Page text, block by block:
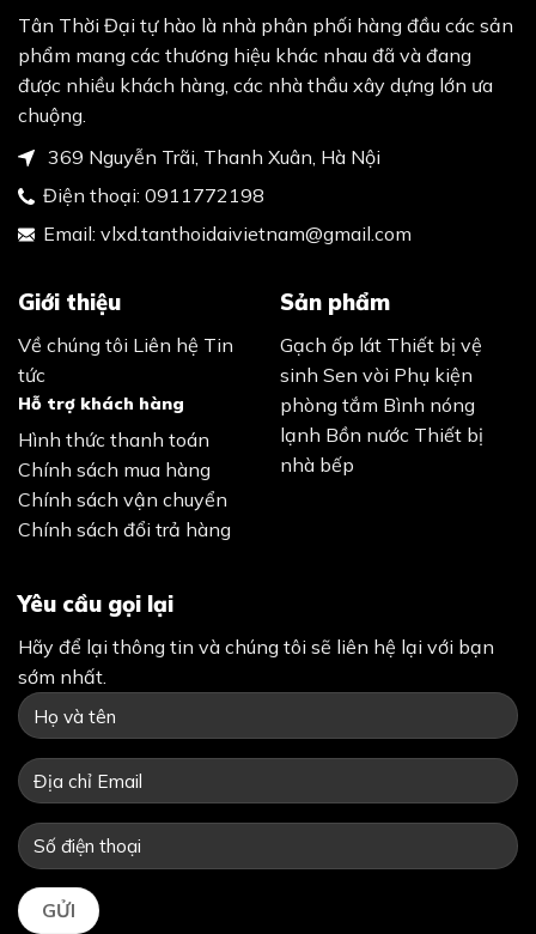
Tân Thời Đại tự hào là nhà phân phối hàng đầu các sản
phẩm mang các thương hiệu khác nhau đã và đang
được nhiều khách hàng, các nhà thầu xây dựng lớn ưa
chuộng.
369 Nguyễn Trãi, Thanh Xuân, Hà Nội
Điện thoại: 0911772198
Email: vlxd.tanthoidaivietnam@gmail.com
Giới thiệu
Về chúng tôi Liên hệ Tin
tức
Hỗ trợ khách hàng
Hình thức thanh toán
Chính sách mua hàng
Chính sách vận chuyển
Chính sách đổi trả hàng
Sản phẩm
Gạch ốp lát Thiết bị vệ
sinh Sen vòi Phụ kiện
phòng tắm Bình nóng
lạnh Bồn nước Thiết bị
nhà bếp
Yêu cầu gọi lại
Hãy để lại thông tin và chúng tôi sẽ liên hệ lại với bạn
sớm nhất.